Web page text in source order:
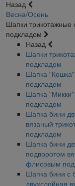
Назад
Весна/Осень
Шапки
подкладом
Назад
Шапки
подкладом
Шапка
подкладом
Шапка
подкладом
Шапка бини
вязаный
подкладом
Шапка бини
подворотом
флисовым
Шапка бини с
двухслойная